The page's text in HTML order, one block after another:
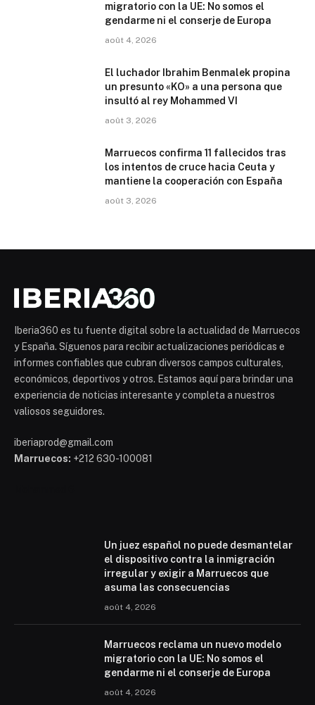
migratorio con la UE: No somos el
gendarme ni el conserje de Europa
août 4, 2026
El luchador Ibrahim Benmalek propina
un presunto «KO» a una persona que
insultó al rey Mohammed VI
août 3, 2026
Marruecos confirma 11 fallecidos tras
los intentos de cruce hacia Ceuta y
mantiene la cooperación con España
août 3, 2026
Iberia360 es tu fuente digital sobre la actualidad de Marruecos
y España. Síguenos para recibir actualizaciones periódicas e
informes confiables que cubran diversos campos culturales,
económicos, deportivos y otros. Estamos aquí para brindar una
experiencia de noticias interesante y completa a nuestros
valiosos seguidores.
iberiaprod@gmail.com
Marruecos: +212 630-100081
Un juez español no puede desmantelar
el dispositivo contra la inmigración
irregular y exigir a Marruecos que
asuma las consecuencias
août 4, 2026
Marruecos reclama un nuevo modelo
migratorio con la UE: No somos el
gendarme ni el conserje de Europa
août 4, 2026